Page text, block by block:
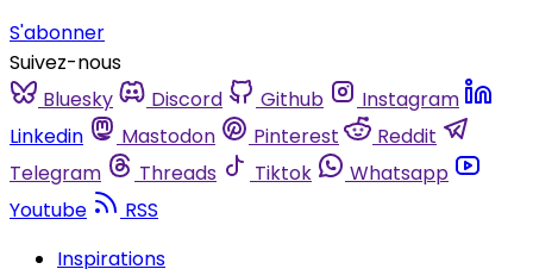
S'abonner
Suivez-nous
Bluesky
Discord Github
Instagram
Linkedin
Mastodon Pinterest
Reddit
Telegram
Threads Tiktok
Whatsapp
Youtube
RSS
Inspirations